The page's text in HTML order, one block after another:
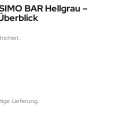
BAR Hellgrau –
Lieferung.